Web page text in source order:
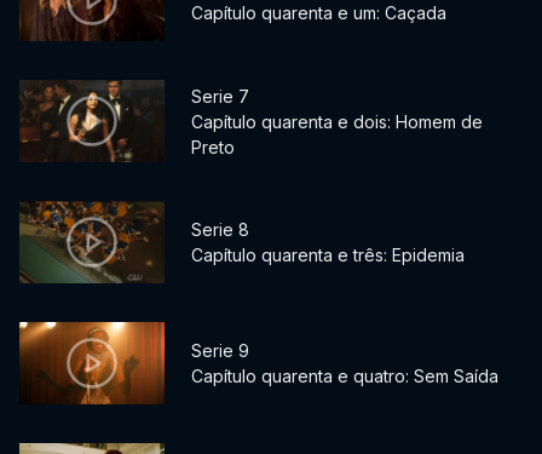
Capítulo quarenta e um: Caçada
Serie 7
Capítulo quarenta e dois: Homem de
Preto
Serie 8
Capítulo quarenta e três: Epidemia
Serie 9
Capítulo quarenta e quatro: Sem Saída